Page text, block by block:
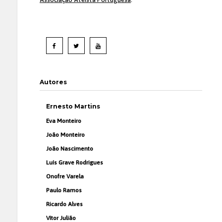
Autores
Ernesto Martins
Eva Monteiro
João Monteiro
João Nascimento
Luís Grave Rodrigues
Onofre Varela
Paulo Ramos
Ricardo Alves
Vítor Julião